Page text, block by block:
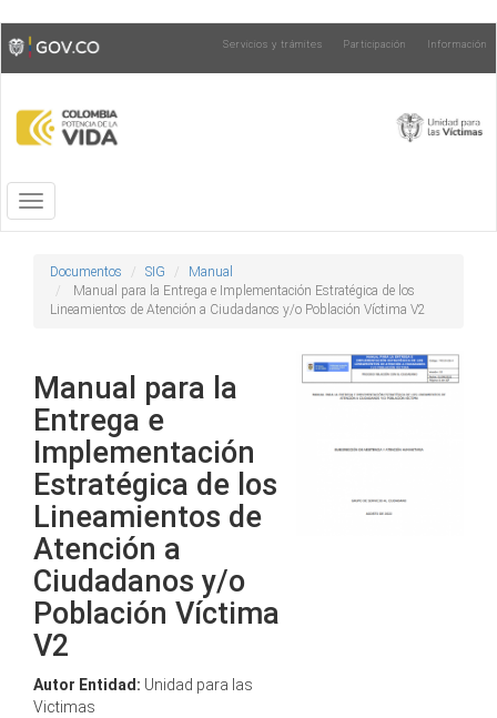
Pasar
al
contenido
Toggle
high
contrast
Servicios y trámites Participación Información
Toggle
navigation
Documentos SIG
Manual
Manual para la Entrega e Implementación Estratégica de los
Lineamientos de Atención a Ciudadanos y/o Población Víctima V2
Manual para la
Entrega e
Implementación
Estratégica de los
Lineamientos de
Atención a
Ciudadanos y/o
Población Víctima
V2
Autor Entidad: Unidad para las
Victimas